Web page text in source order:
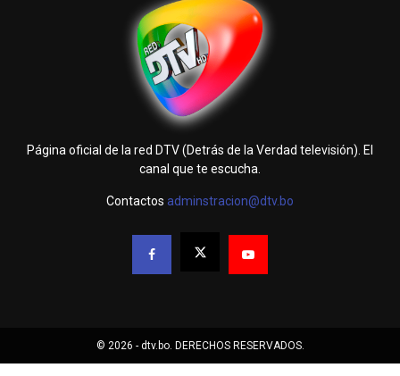
Página oficial de la red DTV (Detrás de la Verdad televisión). El
canal que te escucha.
Contactos adminstracion@dtv.bo
© 2026 - dtv.bo. DERECHOS RESERVADOS.